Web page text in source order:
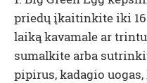
priedų įkaitinkite iki
laiką kavamale ar
sumalkite arba
pipirus, kadagio